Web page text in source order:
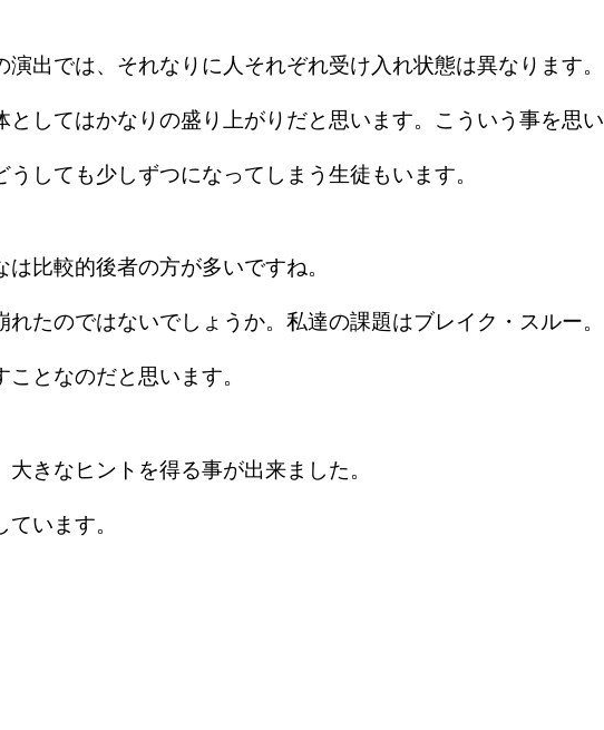
出では、それなりに人それぞれ受け入れ状態は異なります。
としてはかなりの盛り上がりだと思います。こういう事を思い
しても少しずつになってしまう生徒もいます。
比較的後者の方が多いですね。
たのではないでしょうか。私達の課題はブレイク・スルー。
となのだと思います。
きなヒントを得る事が出来ました。
います。